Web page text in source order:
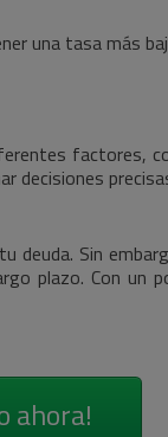
una tasa más
factores,
decisiones
deuda. Sin
plazo. Con un
ahora!